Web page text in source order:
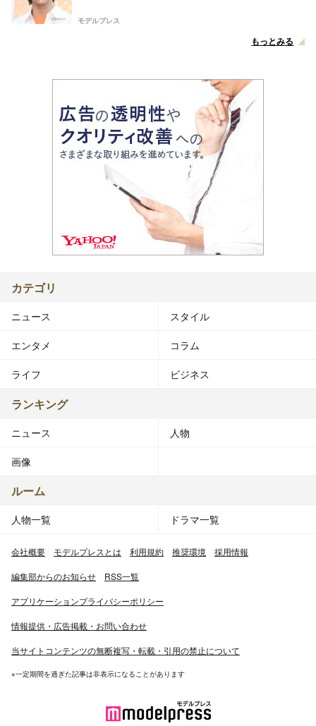
モデルプレス
もっとみる
カテゴリ
ニュース スタイル
エンタメ コラム
ライフ ビジネス
ランキング
ニュース 人物
画像
ルーム
人物一覧 ドラマ一覧
会社概要 モデルプレスとは 利用規約 推奨環境 採用情報
編集部からのお知らせ RSS一覧
アプリケーションプライバシーポリシー
情報提供・広告掲載・お問い合わせ
当サイトコンテンツの無断複写・転載・引用の禁止について
※一定期間を過ぎた記事は非表示になることがあります